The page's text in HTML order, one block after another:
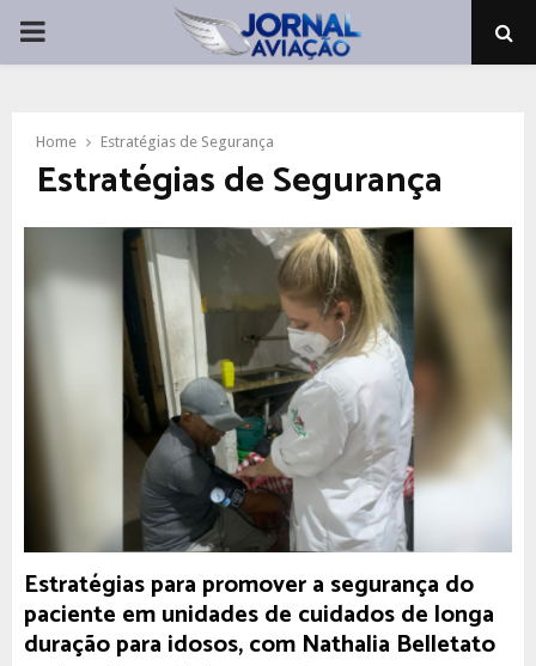
PRIMARY
Home Estratégias de Segurança
Estratégias de Segurança
Estratégias para promover a segurança do
paciente em unidades de cuidados de longa
duração para idosos, com Nathalia Belletato